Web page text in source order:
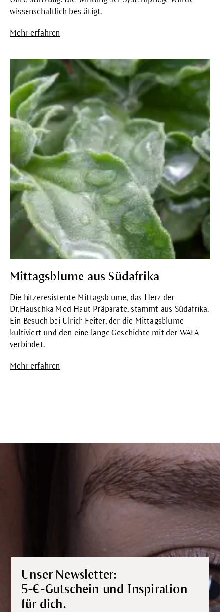
wissenschaftlich bestätigt.
Mehr erfahren
Mittagsblume aus Südafrika
Die hitzeresistente Mittagsblume, das Herz der
Dr.Hauschka Med Haut Präparate, stammt aus Südafrika.
Ein Besuch bei Ulrich Feiter, der die Mittagsblume
kultiviert und den eine lange Geschichte mit der WALA
verbindet.
Mehr erfahren
Unser Newsletter:
5-€-Gutschein und Inspiration
für dich.